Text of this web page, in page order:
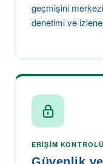
geçmişini
denetimi ve
ERIŞIM KONTROLÜ